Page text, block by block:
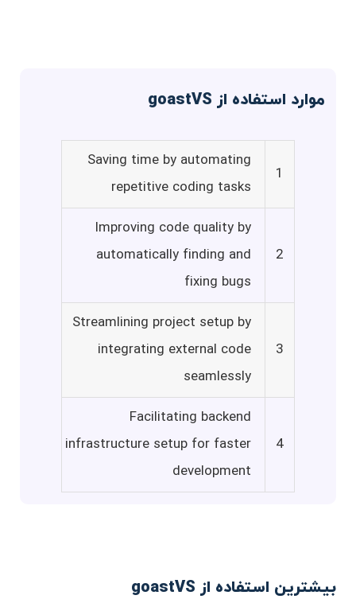
موارد استفاده از goastVS
1
Saving time by automating
repetitive coding tasks
2
Improving code quality by
automatically finding and
fixing bugs
3
Streamlining project setup by
integrating external code
seamlessly
4
Facilitating backend
infrastructure setup for faster
development
بیشترین استفاده از goastVS